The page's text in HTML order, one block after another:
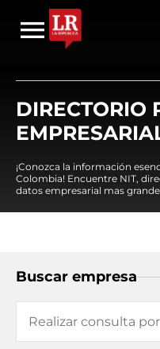
DIRECTORIO
¡Conozca la información
Colombia! Encuentre NIT,
datos empresarial mas
Buscar empresa